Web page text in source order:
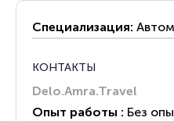
Специализация:
КОНТАКТЫ
Delo.Amra.Travel
Опыт работы : Без